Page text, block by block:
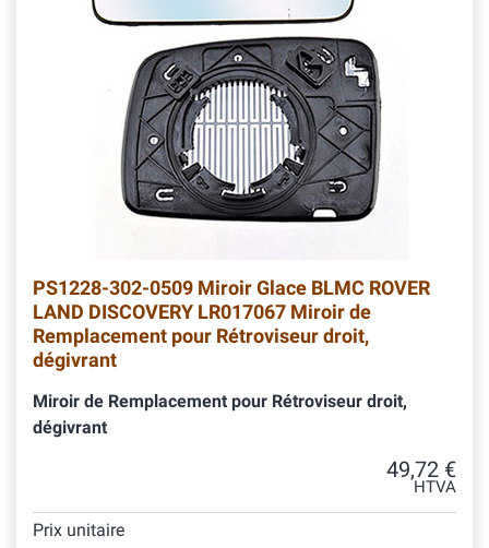
PS1228-302-0509 Miroir Glace BLMC ROVER
LAND DISCOVERY LR017067 Miroir de
Remplacement pour Rétroviseur droit,
dégivrant
Miroir de Remplacement pour Rétroviseur droit,
dégivrant
49,72 €
HTVA
Prix unitaire